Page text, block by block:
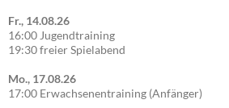
Fr., 14.08.26
16:00 Jugendtraining
19:30 freier Spielabend
Mo., 17.08.26
17:00 Erwachsenentraining (Anfänger)